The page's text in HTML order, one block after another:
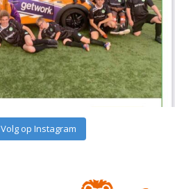
Volg op Instagram